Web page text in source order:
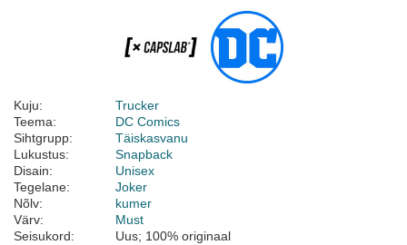
Kuju:
Trucker
Teema:
DC Comics
Sihtgrupp:
Täiskasvanu
Lukustus:
Snapback
Disain:
Unisex
Tegelane:
Joker
Nõlv:
kumer
Värv:
Must
Seisukord:
Uus; 100% originaal